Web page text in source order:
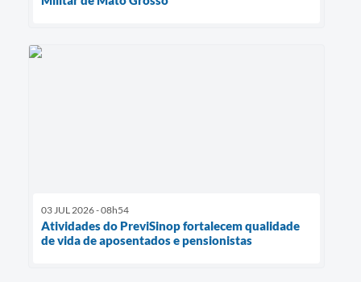
03 JUL 2026 - 08h54
Atividades do PreviSinop fortalecem qualidade
de vida de aposentados e pensionistas